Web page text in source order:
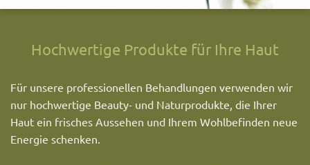
Hochwertige Produkte für Ihre Haut
Für unsere professionellen Behandlungen verwenden wir
nur hochwertige Beauty- und Naturprodukte, die Ihrer
Haut ein frisches Aussehen und Ihrem Wohlbefinden neue
Energie schenken.